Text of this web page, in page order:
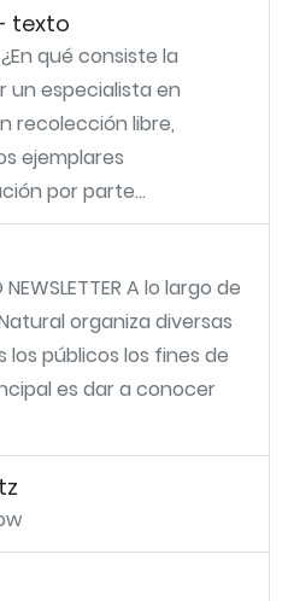
texto
¿En qué consiste la
un especialista en
recolección libre,
ejemplares
por parte...
NEWSLETTER A lo largo de
organiza diversas
públicos los fines de
es dar a conocer